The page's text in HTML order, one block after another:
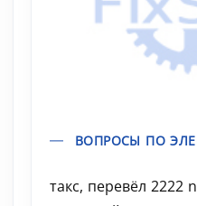
ВОПРОСЫ ПО
такс, перевёл 2222